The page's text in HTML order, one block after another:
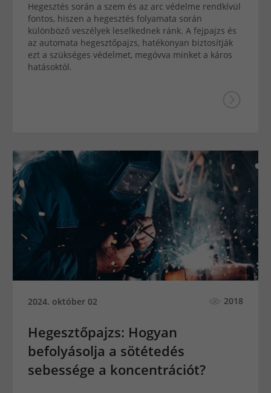
Hegesztés során a szem és az arc védelme rendkívül
fontos, hiszen a hegesztés folyamata során
különböző veszélyek leselkednek ránk. A fejpajzs és
az automata hegesztőpajzs, hatékonyan biztosítják
ezt a szükséges védelmet, megóvva minket a káros
hatásoktól.
2024. október 02 2018
Hegesztőpajzs: Hogyan
befolyásolja a sötétedés
sebessége a koncentrációt?